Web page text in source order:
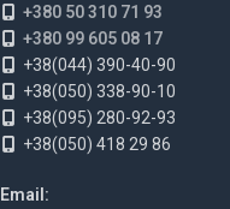
+380 50 310 71 93
+380 99 605 08 17
+38(044) 390-40-90
+38(050) 338-90-10
+38(095) 280-92-93
+38(050) 418 29 86
Email: